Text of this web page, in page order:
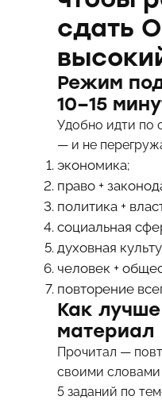
сдать
Режим
10–15
Удобно идти по
— и не
экономика;
право +
политика +
социальная
духовная
человек +
повторение
Как
материал
Прочитал —
своими
5 заданий по